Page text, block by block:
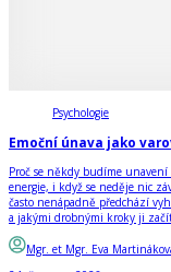
Psychologie
Emoční únava jako
Proč se někdy budíme
energie, i když se neděje nic
často nenápadně předchází
a jakými drobnými kroky ji
Mgr. et Mgr. Eva